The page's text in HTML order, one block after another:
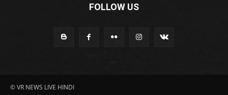
FOLLOW US
© VR NEWS LIVE HINDI